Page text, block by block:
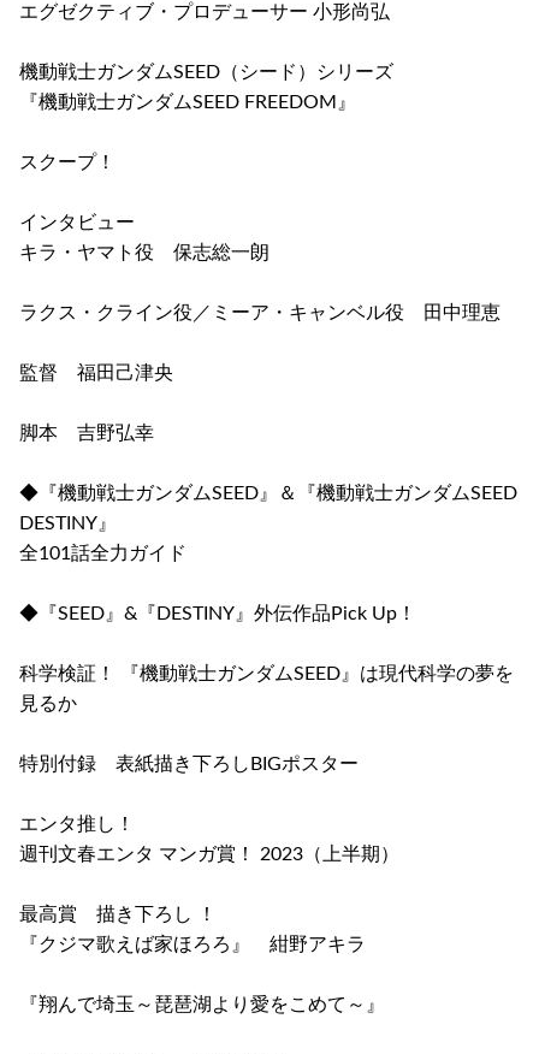
エグゼクティブ・プロデューサー 小形尚弘
機動戦士ガンダムSEED（シード）シリーズ
『機動戦士ガンダムSEED FREEDOM』
スクープ！
インタビュー
キラ・ヤマト役 保志総一朗
ラクス・クライン役／ミーア・キャンベル役 田中理恵
監督 福田己津央
脚本 吉野弘幸
◆『機動戦士ガンダムSEED』＆『機動戦士ガンダムSEED
DESTINY』
全101話全力ガイド
◆『SEED』&『DESTINY』外伝作品Pick Up！
科学検証！ 『機動戦士ガンダムSEED』は現代科学の夢を
見るか
特別付録 表紙描き下ろしBIGポスター
エンタ推し！
週刊文春エンタ マンガ賞！ 2023（上半期）
最高賞 描き下ろし ！
『クジマ歌えば家ほろろ』 紺野アキラ
『翔んで埼玉～琵琶湖より愛をこめて～』